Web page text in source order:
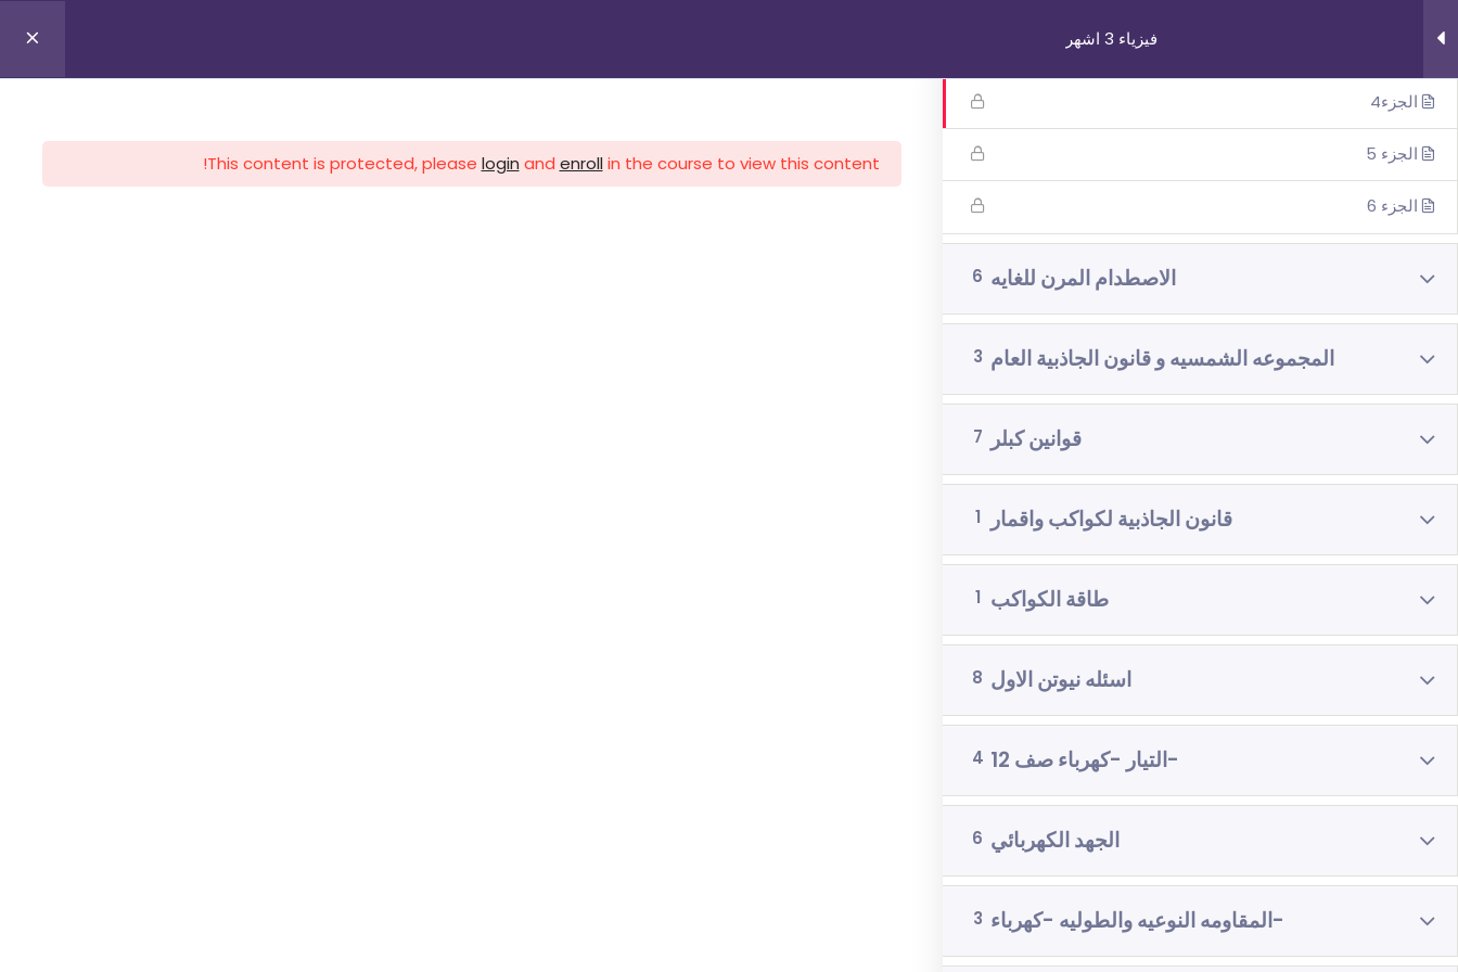
فيزياء 3 اشهر
الجزء4
الجزء 5
الجزء 6
الاصطدام المرن للغايه 6
المجموعه الشمسيه و قانون الجاذبية العام 3
قوانين كبلر 7
قانون الجاذبية لكواكب واقمار 1
طاقة الكواكب 1
اسئله نيوتن الاول 8
-التيار -كهرباء صف 12 4
الجهد الكهربائي 6
-المقاومه النوعيه والطوليه -كهرباء 3
This content is protected, please login and enrollin the course to view this content!
اتصل بنا
_תנאי שימוש עברית
شروط الاستخدام
دوراتنا
بچروت 3 وحدات 1 اشهر
رياضيات 5 وحدات 3 اشهر
رياضيات 4 وحدات 3 اشهر
فيزياء 3 اشهر